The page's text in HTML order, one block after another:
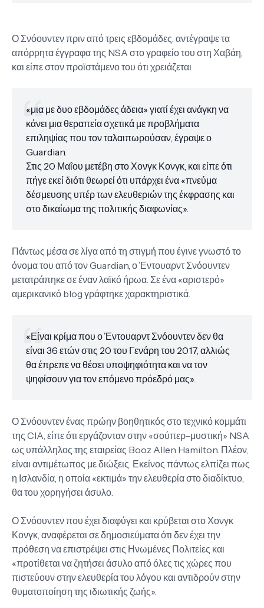
Ο Σνόουντεν πριν από τρεις εβδομάδες, αντέγραψε τα
απόρρητα έγγραφα της NSA στο γραφείο του στη Χαβάη,
και είπε στον προϊστάμενο του ότι χρειάζεται
«μια με δυο εβδομάδες άδεια» γιατί έχει ανάγκη να
κάνει μια θεραπεία σχετικά με προβλήματα
επιληψίας που τον ταλαιπωρούσαν, έγραψε ο
Guardian.
Στις 20 Μαΐου μετέβη στο Χονγκ Κονγκ, και είπε ότι
πήγε εκεί διότι θεωρεί ότι υπάρχει ένα «πνεύμα
δέσμευσης υπέρ των ελευθεριών της έκφρασης και
στο δικαίωμα της πολιτικής διαφωνίας».
Πάντως μέσα σε λίγα από τη στιγμή που έγινε γνωστό το
όνομα του από τον Guardian, ο Έντουαρντ Σνόουντεν
μετατράπηκε σε έναν λαϊκό ήρωα. Σε ένα «αριστερό»
αμερικανικό blog γράφτηκε χαρακτηριστικά.
«Είναι κρίμα που ο Έντουαρντ Σνόουντεν δεν θα
είναι 36 ετών στις 20 του Γενάρη του 2017, αλλιώς
θα έπρεπε να θέσει υποψηφιότητα και να τον
ψηφίσουν για τον επόμενο πρόεδρό μας».
Ο Σνόουντεν ένας πρώην βοηθητικός στο τεχνικό κομμάτι
της CIA, είπε ότι εργάζονταν στην «σούπερ-μυστική» NSA
ως υπάλληλος της εταιρείας Booz Allen Hamilton. Πλέον,
είναι αντιμέτωπος με διώξεις. Εκείνος πάντως ελπίζει πως
η Ισλανδία, η οποία «εκτιμά» την ελευθερία στο διαδίκτυο,
θα του χορηγήσει άσυλο.
Ο Σνόουντεν που έχει διαφύγει και κρύβεται στο Χονγκ
Κονγκ, αναφέρεται σε δημοσιεύματα ότι δεν έχει την
πρόθεση να επιστρέψει στις Ηνωμένες Πολιτείες και
«προτίθεται να ζητήσει άσυλο από όλες τις χώρες που
πιστεύουν στην ελευθερία του λόγου και αντιδρούν στην
θυματοποίηση της ιδιωτικής ζωής».